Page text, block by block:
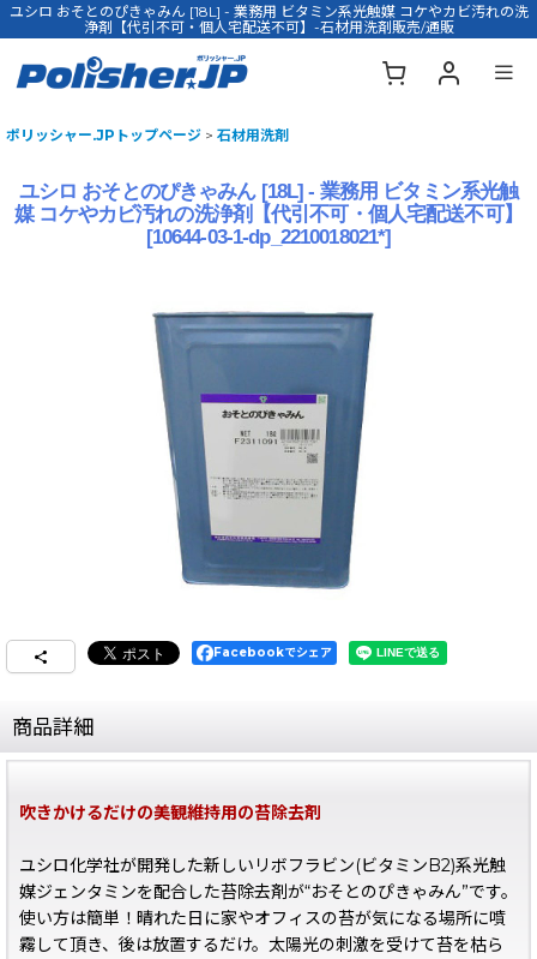
ユシロ おそとのぴきゃみん [18L] - 業務用 ビタミン系光触媒 コケやカビ汚れの洗
浄剤【代引不可・個人宅配送不可】-石材用洗剤販売/通販
ポリッシャー.JPトップページ > 石材用洗剤
ユシロ おそとのぴきゃみん [18L] - 業務用 ビタミン系光触
媒 コケやカビ汚れの洗浄剤【代引不可・個人宅配送不可】
[10644-03-1-dp_2210018021*]
Facebookでシェア
商品詳細
吹きかけるだけの美観維持用の苔除去剤
ユシロ化学社が開発した新しいリボフラビン(ビタミンB2)系光触
媒ジェンタミンを配合した苔除去剤が“おそとのぴきゃみん”です。
使い方は簡単！晴れた日に家やオフィスの苔が気になる場所に噴
霧して頂き、後は放置するだけ。太陽光の刺激を受けて苔を枯ら